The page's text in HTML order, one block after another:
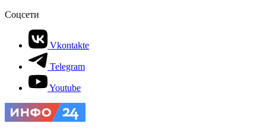
Соцсети
Vkontakte
Telegram
Youtube